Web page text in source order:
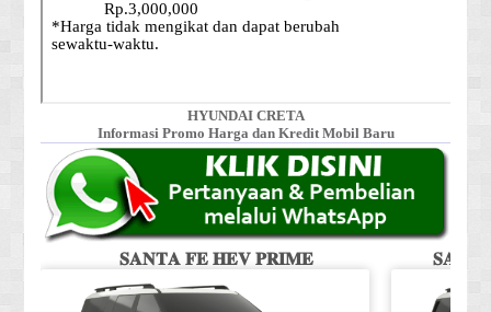
HYUNDAI CRETA
Informasi Promo Harga dan Kredit Mobil Baru
𝐒𝐀𝐍𝐓𝐀 𝐅𝐄 𝐇𝐄𝐕 𝐏𝐑𝐈𝐌𝐄